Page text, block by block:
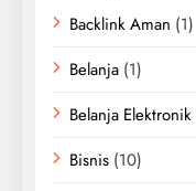
Backlink Aman (1)
Belanja (1)
Belanja Elektronik
Bisnis (10)